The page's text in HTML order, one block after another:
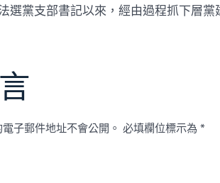
選黨支部書記以來，經由過程抓下層
子郵件地址不會公開。 必填欄位標示為 *